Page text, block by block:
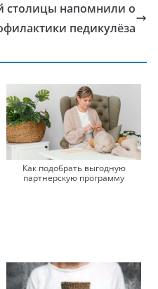
столицы напомнили о
педикулёза
Как подобрать выгодную
партнерскую программу